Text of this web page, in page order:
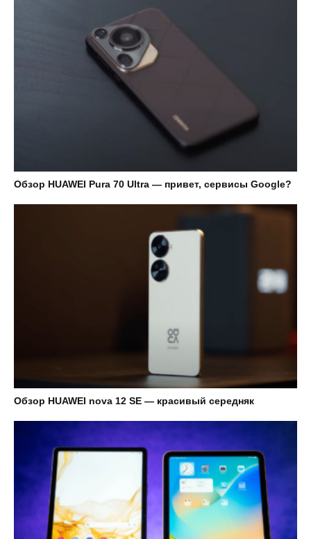
Обзор HUAWEI Pura 70 Ultra — привет, сервисы Google?
Обзор HUAWEI nova 12 SE — красивый середняк